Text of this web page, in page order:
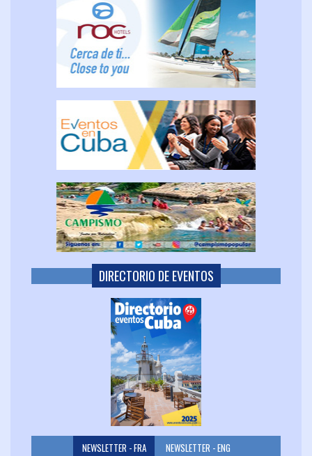
DIRECTORIO DE EVENTOS
NEWSLETTER - FRA NEWSLETTER - ENG